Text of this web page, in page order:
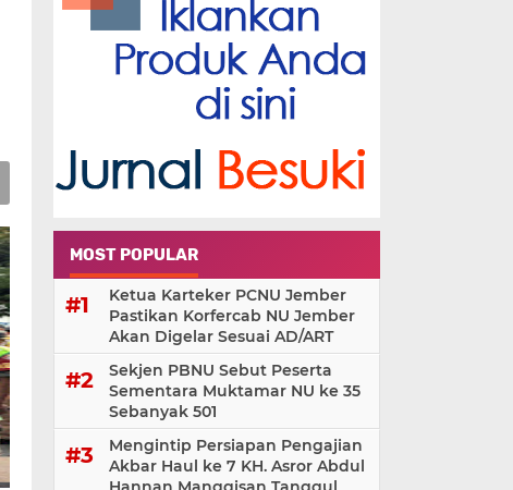
MOST POPULAR
Ketua Karteker PCNU Jember
Pastikan Korfercab NU Jember
Akan Digelar Sesuai AD/ART
Sekjen PBNU Sebut Peserta
Sementara Muktamar NU ke 35
Sebanyak 501
Mengintip Persiapan Pengajian
Akbar Haul ke 7 KH. Asror Abdul